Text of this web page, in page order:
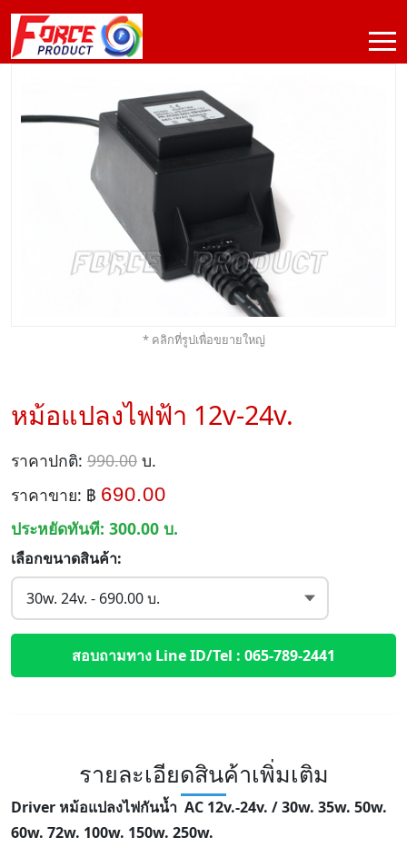
* คลิกที่รูปเพื่อขยายใหญ่
หม้อแปลงไฟฟ้า 12v-24v.
ราคาปกติ: 990.00 บ.
ราคาขาย: ฿ 690.00
ประหยัดทันที: 300.00 บ.
เลือกขนาดสินค้า:
สอบถามทาง Line ID/Tel : 065-789-2441
รายละเอียดสินค้าเพิ่มเติม
Driver หม้อแปลงไฟกันน้ำ AC 12v.-24v. / 30w. 35w. 50w.
60w. 72w. 100w. 150w. 250w.